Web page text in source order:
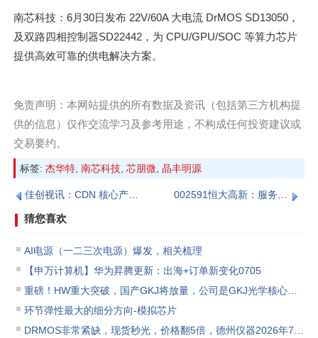
南芯科技：6月30日发布 22V/60A 大电流 DrMOS SD13050，
及双路四相控制器SD22442，为 CPU/GPU/SOC 等算力芯片
提供高效可靠的供电解决方案。
免责声明：本网站提供的所有数据及资讯（包括第三方机构提
供的信息）仅作交流学习及参考用途，不构成任何投资建议或
交易要约‌。
标签: 杰华特, 南芯科技, 芯朋微, 晶丰明源
佳创视讯：CDN 核心产品持续中标放量，核心引擎，AI 超高清 + 海外关停打开成长空间
猜您喜欢
AI电源（一二三次电源）爆发，相关梳理
【申万计算机】华为昇腾更新：出海+订单新变化0705
重磅！HW重大突破，国产GKJ将放量，公司是GKJ光学核心龙头，深度受益先进制程突破浪潮！
环节弹性最大的细分方向-模拟芯片